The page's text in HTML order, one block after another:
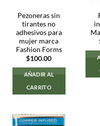
Pezoneras sin
tirantes no
adhesivos para
mujer marca
Fashion Forms
$100.00
AÑADIR AL
CARRITO